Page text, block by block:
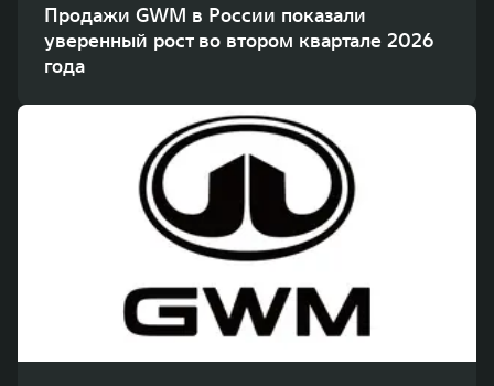
Продажи GWM в России показали
уверенный рост во втором квартале 2026
года